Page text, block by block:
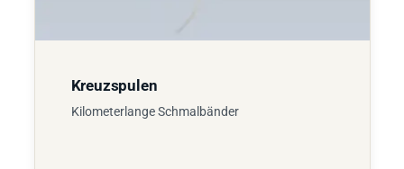
Kreuzspulen
Kilometerlange Schmalbänder